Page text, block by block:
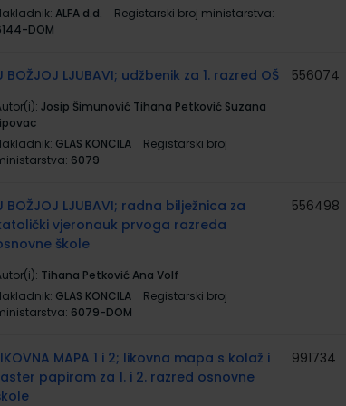
ALFA d.d.
Registarski broj ministarstva:
DOM
BOŽJOJ LJUBAVI; udžbenik za 1. razred OŠ
Josip Šimunović Tihana Petković Suzana
GLAS KONCILA
Registarski broj
6079
556074
BOŽJOJ LJUBAVI; radna bilježnica za
vjeronauk prvoga razreda
škole
Tihana Petković Ana Volf
GLAS KONCILA
Registarski broj
6079-DOM
556498
MAPA 1 i 2; likovna mapa s kolaž i
papirom za 1. i 2. razred osnovne
991734